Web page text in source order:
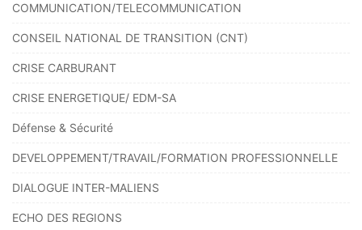
COMMUNICATION/TELECOMMUNICATION
CONSEIL NATIONAL DE TRANSITION (CNT)
CRISE CARBURANT
CRISE ENERGETIQUE/ EDM-SA
Défense & Sécurité
DEVELOPPEMENT/TRAVAIL/FORMATION PROFESSIONNELLE
DIALOGUE INTER-MALIENS
ECHO DES REGIONS